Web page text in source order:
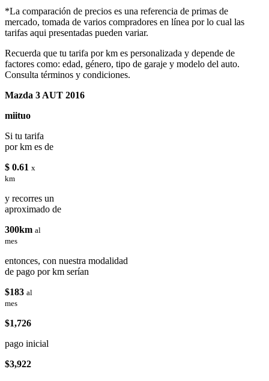
*La comparación de precios es una referencia de primas de
mercado, tomada de varios compradores en línea por lo cual las
tarifas aqui presentadas pueden variar.
Recuerda que tu tarifa por km es personalizada y depende de
factores como: edad, género, tipo de garaje y modelo del auto.
Consulta términos y condiciones.
Mazda 3 AUT 2016
miituo
Si tu tarifa
por km es de
$ 0.61 x
km
y recorres un
aproximado de
300km al
mes
entonces, con nuestra modalidad
de pago por km serían
$183 al
mes
$1,726
pago inicial
$3,922